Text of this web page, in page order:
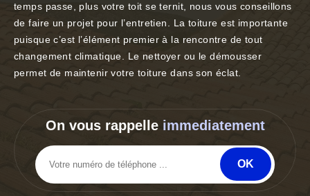
temps passe, plus votre toit se ternit, nous vous conseillons
de faire un projet pour l’entretien. La toiture est importante
puisque c’est l’élément premier à la rencontre de tout
changement climatique. Le nettoyer ou le démousser
permet de maintenir votre toiture dans son éclat.
On vous rappelle immediatement